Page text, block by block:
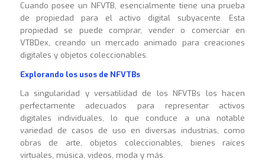
Cuando posee un NFVTB, esencialmente tiene una prueba
de propiedad para el activo digital subyacente. Esta
propiedad se puede comprar, vender o comerciar en
VTBDex, creando un mercado animado para creaciones
digitales y objetos coleccionables.
Explorando los usos de NFVTBs
La singularidad y versatilidad de los NFVTBs los hacen
perfectamente adecuados para representar activos
digitales individuales, lo que conduce a una notable
variedad de casos de uso en diversas industrias, como
obras de arte, objetos coleccionables, bienes raíces
virtuales, música, videos, moda y más.